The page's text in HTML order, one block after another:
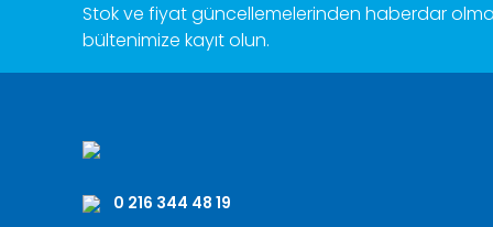
Stok ve fiyat güncellemelerinden haberdar
bültenimize kayıt olun.
0 216 344 48 19